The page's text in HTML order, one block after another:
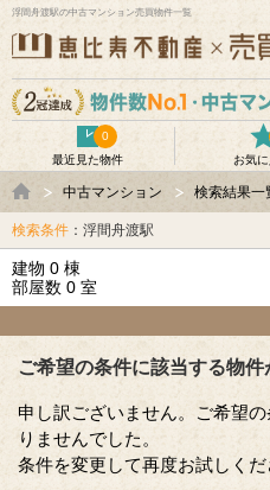
浮間舟渡駅の中古マンション売買物件一覧
最近見た物件
0
お気に
中古マンション 検索結果一
検索条件 ：浮間舟渡駅
建物 0 棟
部屋数 0 室
ご希望の条件に該当する物件
申し訳ございません。ご希望
りませんでした。
条件を変更して再度お試しくだ